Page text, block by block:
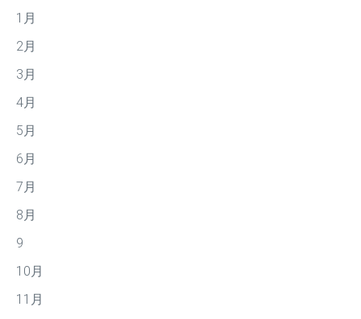
1月
2月
3月
4月
5月
6月
7月
8月
9
10月
11月